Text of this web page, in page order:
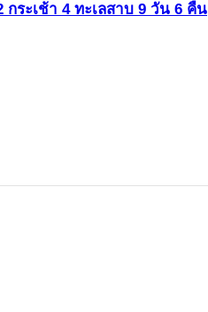
ระเช้า 4 ทะเลสาบ 9 วัน 6 คืน